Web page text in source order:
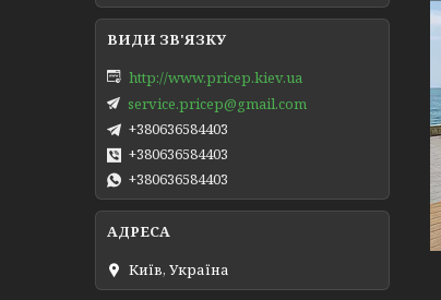
http://www.pricep.kiev.ua
service.pricep@gmail.com
+380636584403
+380636584403
+380636584403
Київ, Україна